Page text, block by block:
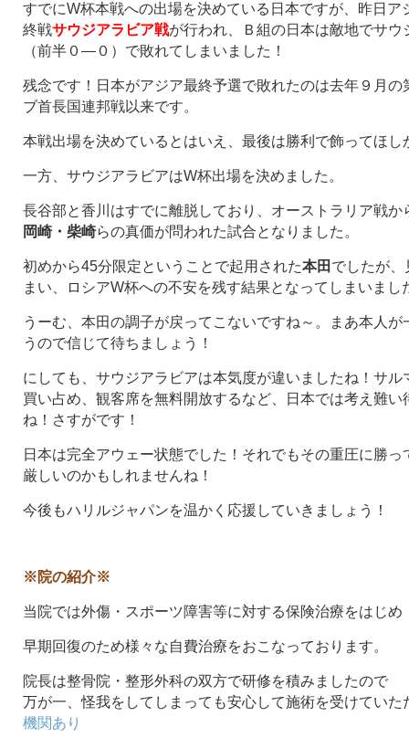
すでにW杯本戦への出場を決めている日本ですが、昨日ア
終戦サウジアラビア戦が行われ、Ｂ組の日本は敵地でサ
（前半０―０）で敗れてしまいました！
残念です！日本がアジア最終予選で敗れたのは去年９月の
ブ首長国連邦戦以来です。
本戦出場を決めているとはいえ、最後は勝利で飾ってほし
一方、サウジアラビアはW杯出場を決めました。
長谷部と香川はすでに離脱しており、オーストラリア戦か
岡崎・柴崎らの真価が問われた試合となりました。
初めから45分限定ということで起用された本田 でしたが
まい、ロシアW杯への不安を残す結果となってしまいまし
うーむ、本田の調子が戻ってこないですね～。まあ本人
うので信じて待ちましょう！
にしても、サウジアラビアは本気度が違いましたね！サル
買い占め、観客席を無料開放するなど、日本では考え難い
ね！さすがです！
日本は完全アウェー状態でした！それでもその重圧に勝
厳しいのかもしれませんね！
今後もハリルジャパンを温かく応援していきましょう！
※院の紹介※
当院では外傷・スポーツ障害等に対する保険治療をはじめ
早期回復のため様々な自費治療をおこなっております。
院長は整骨院・整形外科の双方で研修を積みましたので
万が一、怪我をしてしまっても安心して施術を受けていた
機関あり